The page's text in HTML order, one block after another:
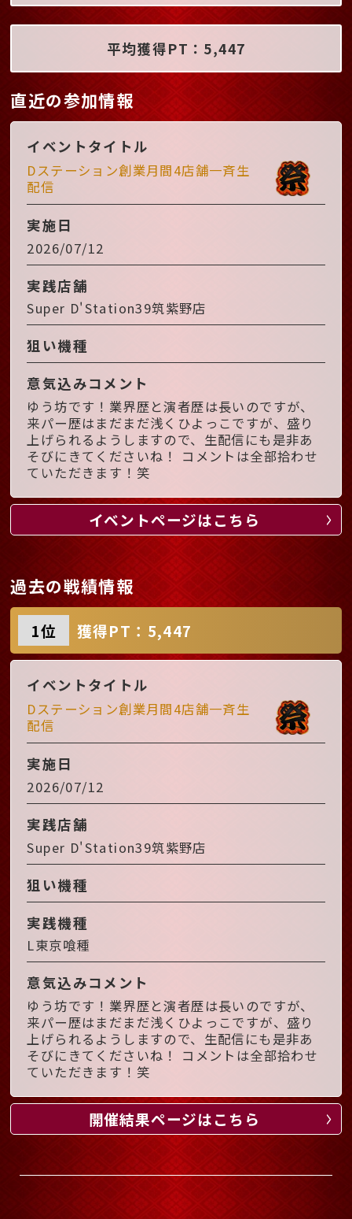
平均獲得PT：5,447
直近の参加情報
イベントタイトル
Dステーション創業月間4店舗一斉生
配信
実施日
2026/07/12
実践店舗
Super D'Station39筑紫野店
狙い機種
意気込みコメント
ゆう坊です！業界歴と演者歴は長いのですが、
来パー歴はまだまだ浅くひよっこですが、盛り
上げられるようしますので、生配信にも是非あ
そびにきてくださいね！ コメントは全部拾わせ
ていただきます！笑
イベントページはこちら
過去の戦績情報
1位 獲得PT：5,447
イベントタイトル
Dステーション創業月間4店舗一斉生
配信
実施日
2026/07/12
実践店舗
Super D'Station39筑紫野店
狙い機種
実践機種
L東京喰種
意気込みコメント
ゆう坊です！業界歴と演者歴は長いのですが、
来パー歴はまだまだ浅くひよっこですが、盛り
上げられるようしますので、生配信にも是非あ
そびにきてくださいね！ コメントは全部拾わせ
ていただきます！笑
開催結果ページはこちら